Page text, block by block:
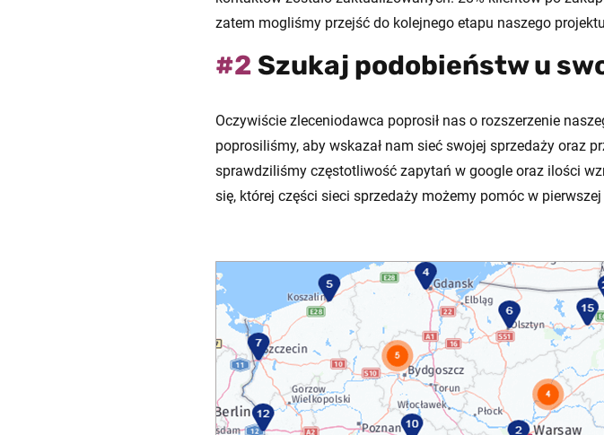
zatem mogliśmy przejść do kolejnego etapu naszego
#2 Szukaj podobieństw u
Oczywiście zleceniodawca poprosił nas o rozszerzenie
poprosiliśmy, aby wskazał nam sieć swojej sprzedaży oraz
sprawdziliśmy częstotliwość zapytań w google oraz ilości
się, której części sieci sprzedaży możemy pomóc w